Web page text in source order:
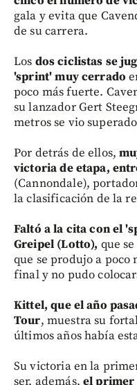
gala y evita que
de su carrera.
Los dos ciclistas se
'sprint' muy cerrado
poco más fuerte.
su lanzador Gert
metros se vio
Por detrás de ellos,
victoria de etapa,
(Cannondale),
la clasificación de la
Faltó a la cita con el
Greipel (Lotto), que
que se produjo a poco
final y no pudo
Kittel, que el año
Tour, muestra su
últimos años había
Su victoria en la
ser, además, el